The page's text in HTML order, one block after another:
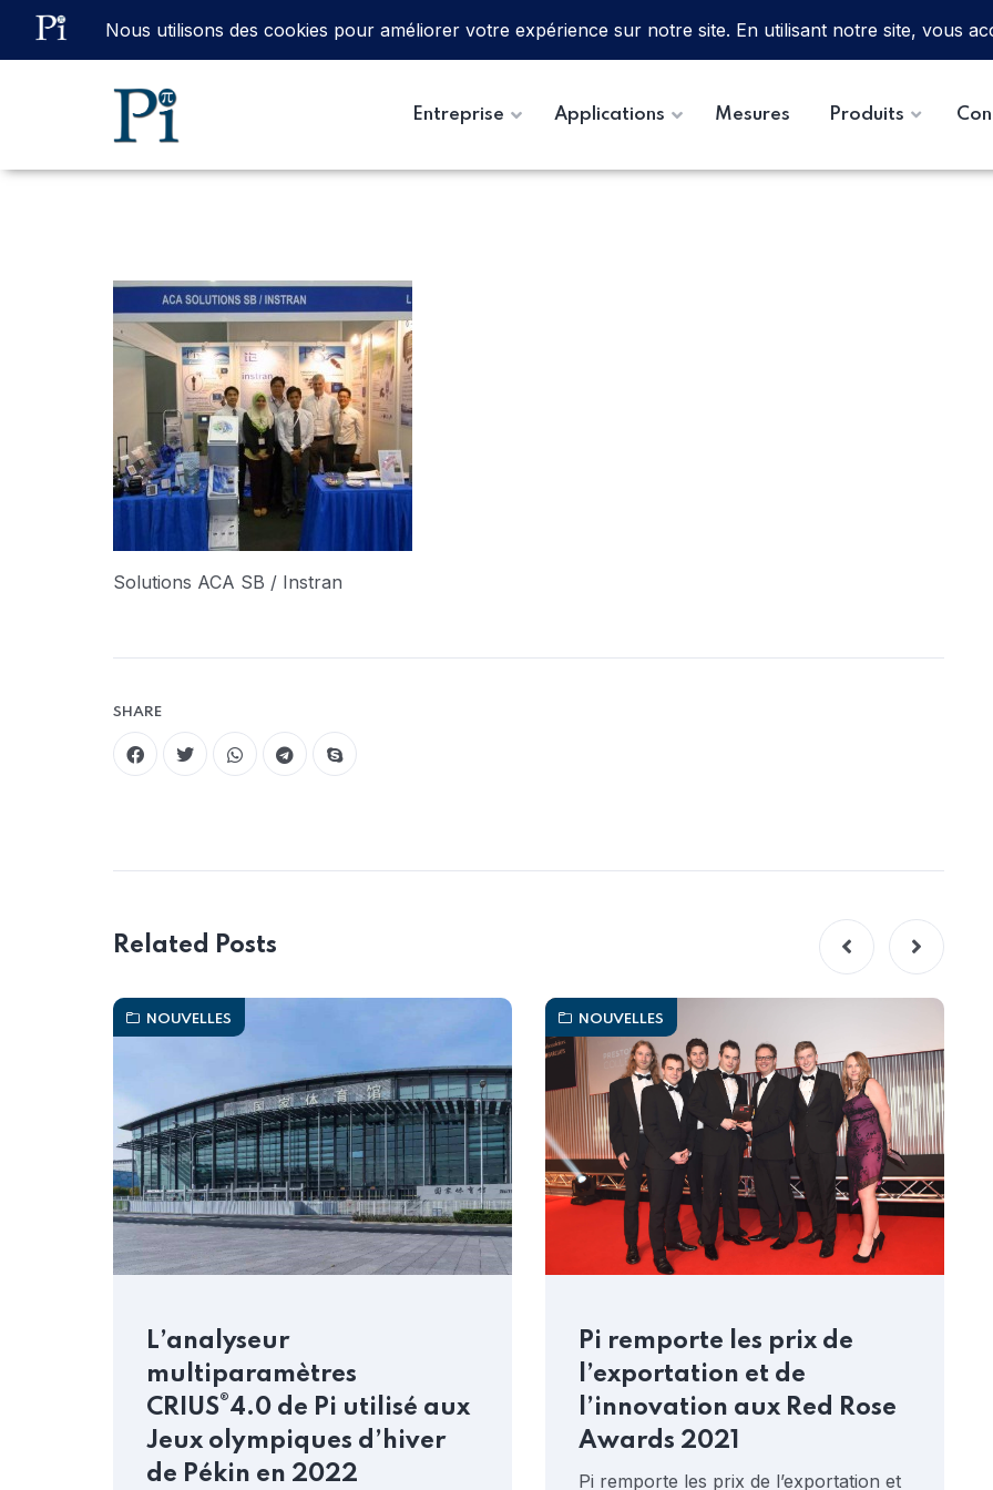
Email ventes@processinstruments.fr
Entreprise Applications Mesures Produits
Solutions ACA SB / Instran
SHARE
Related Posts
NOUVELLES
L’analyseur
multiparamètres
CRIUS®4.0 de Pi utilisé aux
Jeux olympiques d’hiver
de Pékin en 2022
NOUVELLES
Pi remporte les prix de
l’exportation et de
l’innovation aux Red Rose
Awards 2021
Pi remporte les prix de l’exportation et